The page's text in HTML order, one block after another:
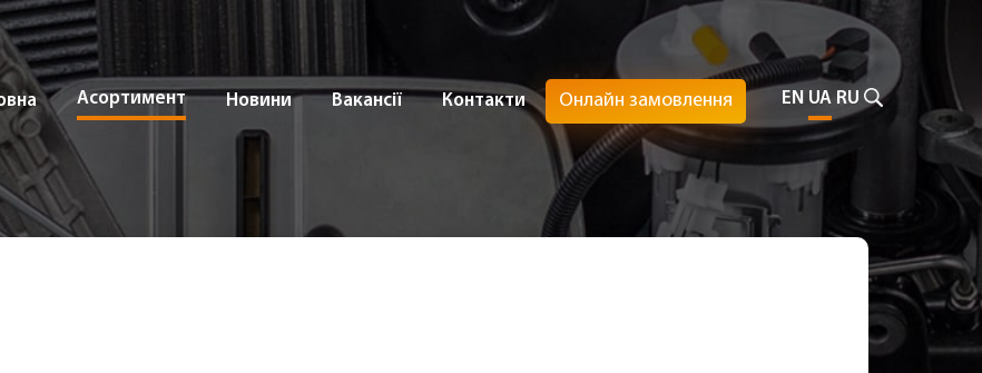
Асортимент Новини Вакансії Контакти Онлайн замовлення EN UA RU